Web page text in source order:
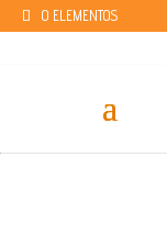
0 ELEMENTOS